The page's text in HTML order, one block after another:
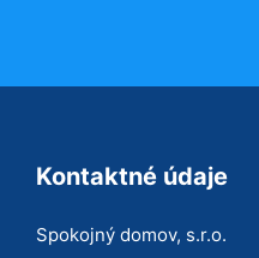
Kontaktné údaje
Spokojný domov, s.r.o.